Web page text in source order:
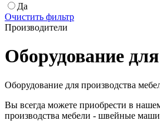
Да
Очистить фильтр
Производители
Оборудование
Оборудование для производства
Вы всегда можете приобрести в
производства мебели - швейные